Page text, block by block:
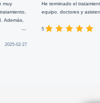
terminado el tratamiento dental que me
doctores y asistentes, ahora puedo